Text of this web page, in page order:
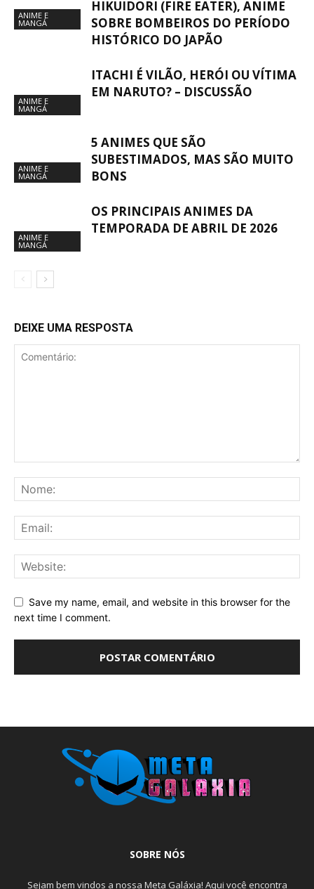
ANIME E
MANGÁ
HIKUIDORI (FIRE EATER), ANIME
SOBRE BOMBEIROS DO PERÍODO
HISTÓRICO DO JAPÃO
ANIME E
MANGÁ
ITACHI É VILÃO, HERÓI OU VÍTIMA
EM NARUTO? – DISCUSSÃO
ANIME E
MANGÁ
5 ANIMES QUE SÃO
SUBESTIMADOS, MAS SÃO MUITO
BONS
ANIME E
MANGÁ
OS PRINCIPAIS ANIMES DA
TEMPORADA DE ABRIL DE 2026
DEIXE UMA RESPOSTA
Save my name, email, and website in this browser for the
next time I comment.
SOBRE NÓS
Sejam bem vindos a nossa Meta Galáxia! Aqui você encontra